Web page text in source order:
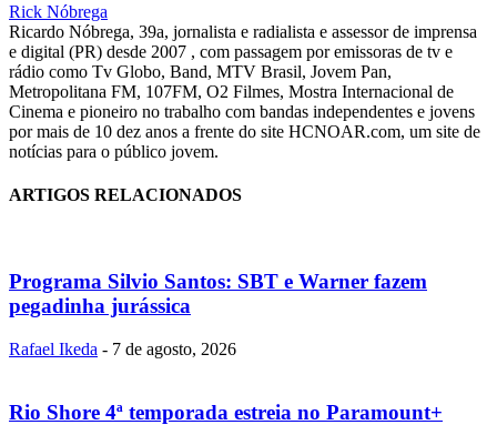
Rick Nóbrega
Ricardo Nóbrega, 39a, jornalista e radialista e assessor de imprensa
e digital (PR) desde 2007 , com passagem por emissoras de tv e
rádio como Tv Globo, Band, MTV Brasil, Jovem Pan,
Metropolitana FM, 107FM, O2 Filmes, Mostra Internacional de
Cinema e pioneiro no trabalho com bandas independentes e jovens
por mais de 10 dez anos a frente do site HCNOAR.com, um site de
notícias para o público jovem.
ARTIGOS RELACIONADOS
Programa Silvio Santos: SBT e Warner fazem
pegadinha jurássica
Rafael Ikeda - 7 de agosto, 2026
Rio Shore 4ª temporada estreia no Paramount+